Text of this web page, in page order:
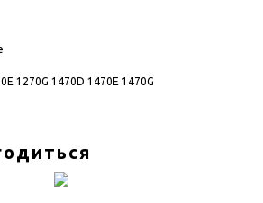
1270G 1470D 1470E 1470G